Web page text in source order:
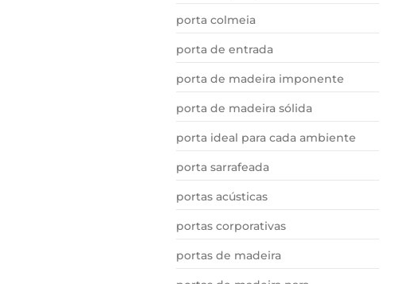
porta colmeia
porta de entrada
porta de madeira imponente
porta de madeira sólida
porta ideal para cada ambiente
porta sarrafeada
portas acústicas
portas corporativas
portas de madeira